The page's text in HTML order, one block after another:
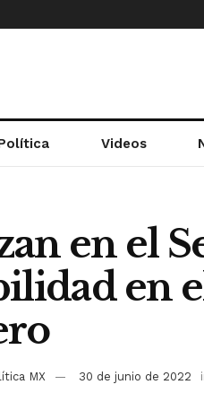
Videos
en el
en
MX 30 de junio de 2022